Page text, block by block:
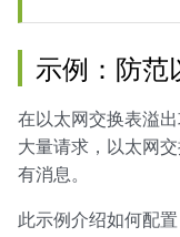
示例：防范
在以太网交换表溢
大量请求，以太网
有消息。
此示例介绍如何配